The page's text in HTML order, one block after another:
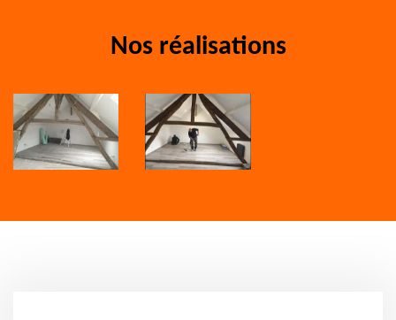
Nos réalisations